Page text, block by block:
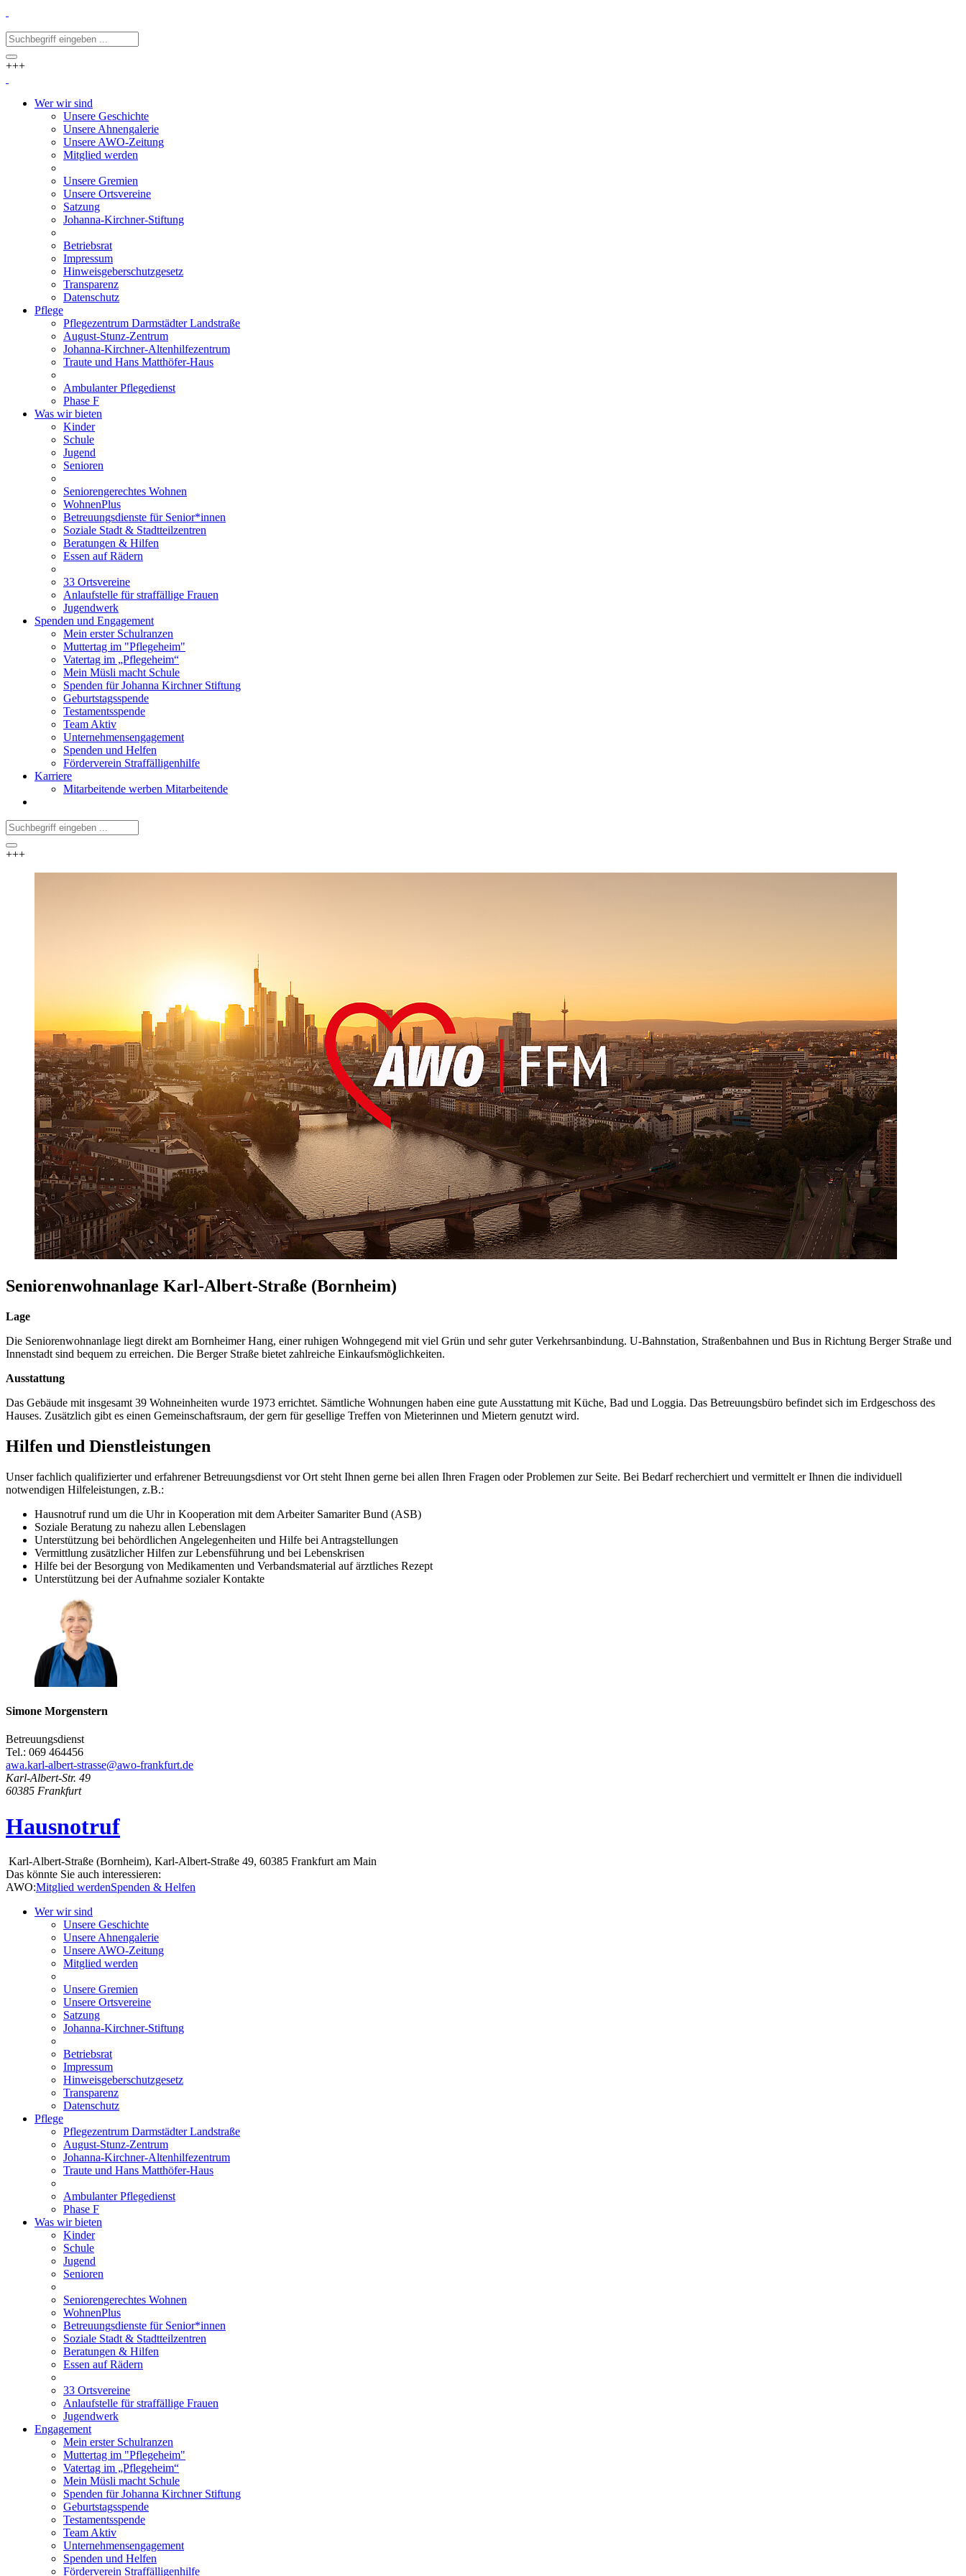
+++
Wer wir sind
Unsere Geschichte
Unsere Ahnengalerie
Unsere AWO-Zeitung
Mitglied werden
Unsere Gremien
Unsere Ortsvereine
Satzung
Johanna-Kirchner-Stiftung
Betriebsrat
Impressum
Hinweisgeberschutzgesetz
Transparenz
Datenschutz
Pflege
Pflegezentrum Darmstädter Landstraße
August-Stunz-Zentrum
Johanna-Kirchner-Altenhilfezentrum
Traute und Hans Matthöfer-Haus
Ambulanter Pflegedienst
Phase F
Was wir bieten
Kinder
Schule
Jugend
Senioren
Seniorengerechtes Wohnen
WohnenPlus
Betreuungsdienste für Senior*innen
Soziale Stadt & Stadtteilzentren
Beratungen & Hilfen
Essen auf Rädern
33 Ortsvereine
Anlaufstelle für straffällige Frauen
Jugendwerk
Spenden und Engagement
Mein erster Schulranzen
Muttertag im "Pflegeheim"
Vatertag im „Pflegeheim“
Mein Müsli macht Schule
Spenden für Johanna Kirchner Stiftung
Geburtstagsspende
Testamentsspende
Team Aktiv
Unternehmensengagement
Spenden und Helfen
Förderverein Straffälligenhilfe
Karriere
Mitarbeitende werben Mitarbeitende
+++
Seniorenwohnanlage Karl-Albert-Straße (Bornheim)
Lage
Die Seniorenwohnanlage liegt direkt am Bornheimer Hang, einer ruhigen Wohngegend mit viel Grün und sehr guter Verkehrsanbindung. U-Bahnstation, Straßenbahnen und Bus in Richtung Berger Straße und
Innenstadt sind bequem zu erreichen. Die Berger Straße bietet zahlreiche Einkaufsmöglichkeiten.
Ausstattung
Das Gebäude mit insgesamt 39 Wohneinheiten wurde 1973 errichtet. Sämtliche Wohnungen haben eine gute Ausstattung mit Küche, Bad und Loggia. Das Betreuungsbüro befindet sich im Erdgeschoss des
Hauses. Zusätzlich gibt es einen Gemeinschaftsraum, der gern für gesellige Treffen von Mieterinnen und Mietern genutzt wird.
Hilfen und Dienstleistungen
Unser fachlich qualifizierter und erfahrener Betreuungsdienst vor Ort steht Ihnen gerne bei allen Ihren Fragen oder Problemen zur Seite. Bei Bedarf recherchiert und vermittelt er Ihnen die individuell
notwendigen Hilfeleistungen, z.B.:
Hausnotruf rund um die Uhr in Kooperation mit dem Arbeiter Samariter Bund (ASB)
Soziale Beratung zu nahezu allen Lebenslagen
Unterstützung bei behördlichen Angelegenheiten und Hilfe bei Antragstellungen
Vermittlung zusätzlicher Hilfen zur Lebensführung und bei Lebenskrisen
Hilfe bei der Besorgung von Medikamenten und Verbandsmaterial auf ärztliches Rezept
Unterstützung bei der Aufnahme sozialer Kontakte
Simone Morgenstern
Betreuungsdienst
Tel.: 069 464456
awa.karl-albert-strasse@awo-frankfurt.de
Karl-Albert-Str. 49
60385 Frankfurt
Hausnotruf
Karl-Albert-Straße (Bornheim), Karl-Albert-Straße 49, 60385 Frankfurt am Main
Das könnte Sie auch interessieren:
AWO:Mitglied werdenSpenden & Helfen
Wer wir sind
Unsere Geschichte
Unsere Ahnengalerie
Unsere AWO-Zeitung
Mitglied werden
Unsere Gremien
Unsere Ortsvereine
Satzung
Johanna-Kirchner-Stiftung
Betriebsrat
Impressum
Hinweisgeberschutzgesetz
Transparenz
Datenschutz
Pflege
Pflegezentrum Darmstädter Landstraße
August-Stunz-Zentrum
Johanna-Kirchner-Altenhilfezentrum
Traute und Hans Matthöfer-Haus
Ambulanter Pflegedienst
Phase F
Was wir bieten
Kinder
Schule
Jugend
Senioren
Seniorengerechtes Wohnen
WohnenPlus
Betreuungsdienste für Senior*innen
Soziale Stadt & Stadtteilzentren
Beratungen & Hilfen
Essen auf Rädern
33 Ortsvereine
Anlaufstelle für straffällige Frauen
Jugendwerk
Engagement
Mein erster Schulranzen
Muttertag im "Pflegeheim"
Vatertag im „Pflegeheim“
Mein Müsli macht Schule
Spenden für Johanna Kirchner Stiftung
Geburtstagsspende
Testamentsspende
Team Aktiv
Unternehmensengagement
Spenden und Helfen
Förderverein Straffälligenhilfe